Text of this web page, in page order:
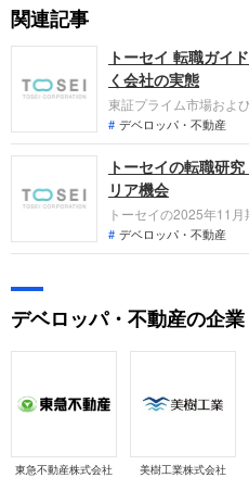
関連記事
トーセイ 転職ガイ
く会社の実態
東証プライム市場およ
に上場する総合不動産
ァンド・コンサルティ
2025年11月期の連結
引前利益が同18.8%増
ました。
デベロッパ・不動産
トーセイの転職研
リア機会
トーセイの2025年11月
年比18.8%増）と過去
1年前倒しで達成しま
デベロッパ・不動産
デベロッパ・不動産の企業
東急不動産株式会社 美樹工業株式会社